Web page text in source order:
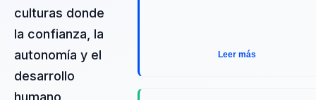
culturas donde
la confianza, la
autonomía y el
desarrollo
humano
Leer más